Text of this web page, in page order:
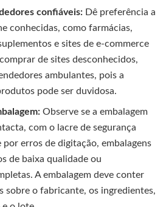
confiáveis: Dê preferência a
conhecidas, como farmácias,
e sites de e-commerce
de sites desconhecidos,
ambulantes, pois a
pode ser duvidosa.
Observe se a embalagem
com o lacre de segurança
erros de digitação, embalagens
de baixa qualidade ou
A embalagem deve conter
sobre o fabricante, os ingredientes,